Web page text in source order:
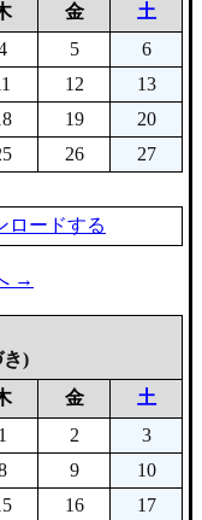
金
土
5
6
12
13
19
20
26
27
ロードする
→
)
金
土
1
2
3
9
10
16
17